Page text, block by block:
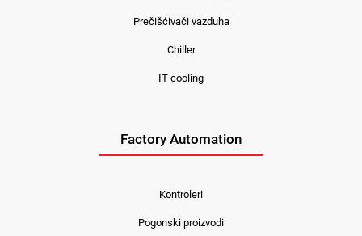
Prečišćivači vazduha
Chiller
IT cooling
Factory Automation
Kontroleri
Pogonski proizvodi